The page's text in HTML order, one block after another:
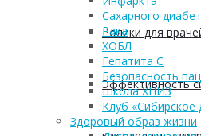
Ролики для
Эффективность
Сахарного
Рака
ХОБЛ
Гепатита С
Безопасность
Школа ХНИЗ
Клуб «Сибирское
Здоровый образ жизни